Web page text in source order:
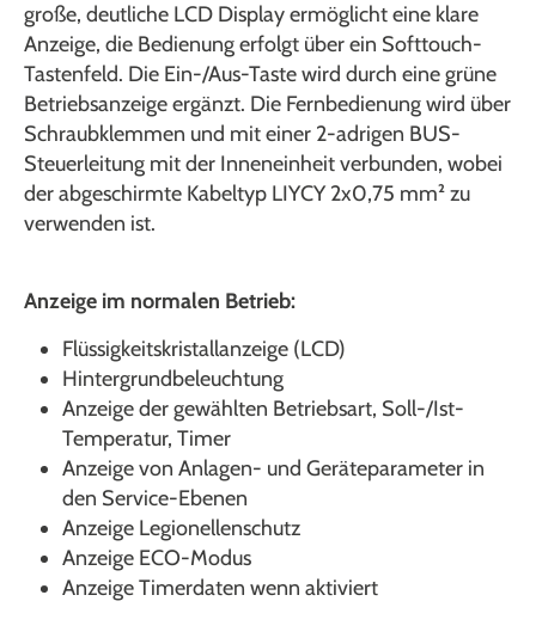
große, deutliche LCD Display ermöglicht eine klare
Anzeige, die Bedienung erfolgt über ein Softtouch-
Tastenfeld. Die Ein-/Aus-Taste wird durch eine grüne
Betriebsanzeige ergänzt. Die Fernbedienung wird über
Schraubklemmen und mit einer 2-adrigen BUS-
Steuerleitung mit der Inneneinheit verbunden, wobei
der abgeschirmte Kabeltyp LIYCY 2x0,75 mm² zu
verwenden ist.
Anzeige im normalen Betrieb:
Flüssigkeitskristallanzeige (LCD)
Hintergrundbeleuchtung
Anzeige der gewählten Betriebsart, Soll-/Ist-
Temperatur, Timer
Anzeige von Anlagen- und Geräteparameter in
den Service-Ebenen
Anzeige Legionellenschutz
Anzeige ECO-Modus
Anzeige Timerdaten wenn aktiviert